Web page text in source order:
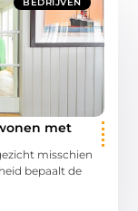
met
misschien
bepaalt de